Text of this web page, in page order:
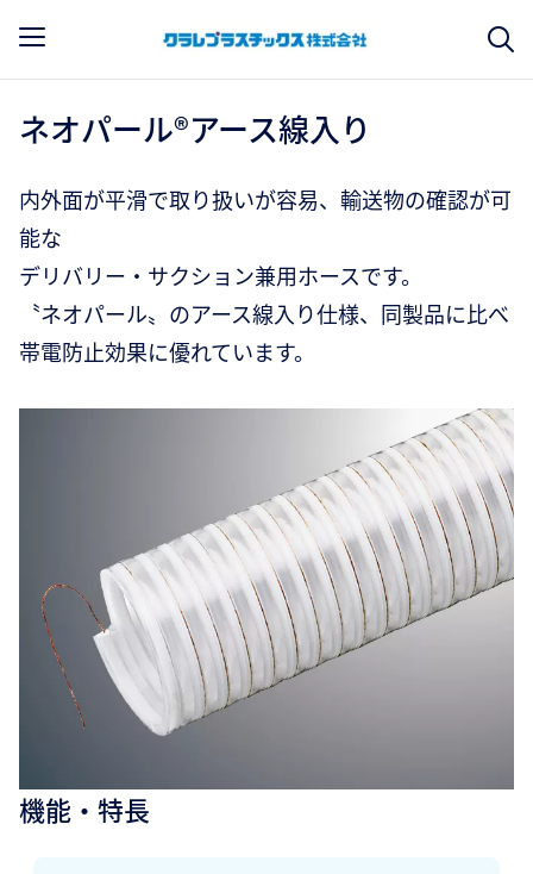
ネオパール®アース線入り
内外面が平滑で取り扱いが容易、輸送物の確認が可
能な
デリバリー・サクション兼用ホースです。
〝ネオパール〟のアース線入り仕様、同製品に比べ
帯電防止効果に優れています。
機能・特長